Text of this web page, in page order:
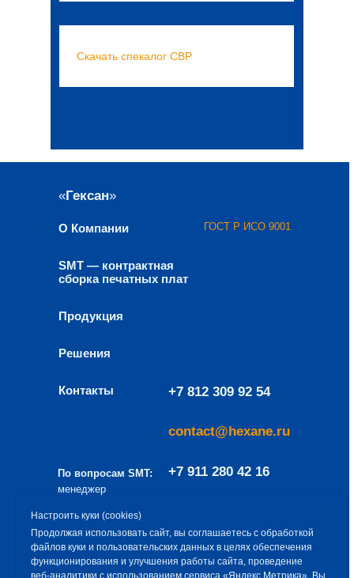
Скачать cпекалог СВР
Настроить куки (cookies)
Продолжая использовать сайт, вы соглашаетесь с обработкой
файлов куки и пользовательских данных в целях обеспечения
функционирования и улучшения работы сайта, проведение
веб‑аналитики с использованием сервиса «Яндекс Метрика». Вы
«Гексан»
Решения
Продукция
SMT — контрактная
сборка печатных плат
О Компании ГОСТ Р ИСО 9001
Эксклюзивный дистрибьютор продукции
ООО «Гексан» — ООО «Снабремсервис»
Контакты +7 812 309 92 54
contact@hexane.ru
менеджер
– Алексей Баев
По вопросам SMT: +7 911 280 42 16